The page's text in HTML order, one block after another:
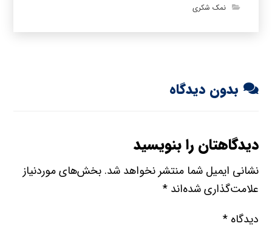
نمک شکری
بدون دیدگاه
دیدگاهتان را بنویسید
نشانی ایمیل شما منتشر نخواهد شد. بخش‌های موردنیاز
علامت‌گذاری شده‌اند*
دیدگاه*